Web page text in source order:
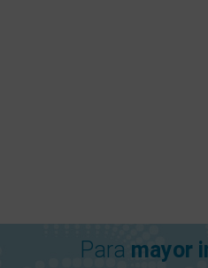
Para mayor